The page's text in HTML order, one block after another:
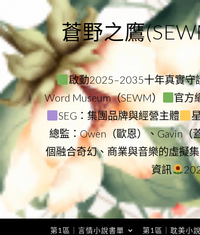
to
content
蒼野之鷹
啟動2025–2035十年真實守
Word Museum（SEWM）
官方
SEG：集團品牌與經營主體
總監：Owen（歐恩）、Gavin（
個融合奇幻、商業與音樂的虛擬
資訊
第1區｜言情小說書單 第1區｜耽美小